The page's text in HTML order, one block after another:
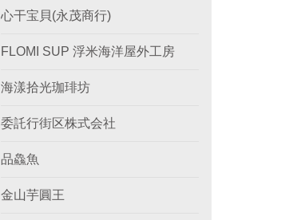
心干宝貝(永茂商行)
FLOMI SUP 浮米海洋屋外工房
海漾拾光珈琲坊
委託行街区株式会社
品鱻魚
金山芋圓王